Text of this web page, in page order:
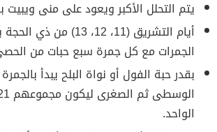
يتم التحلل الأكبر ويعود على منى ويبيت
أيام التشريق (11، 12،
الجمرات مع كل جمرة سبع حبات من
بقدر حبة الفول أو نواة البلح يبدأ
الواحد.